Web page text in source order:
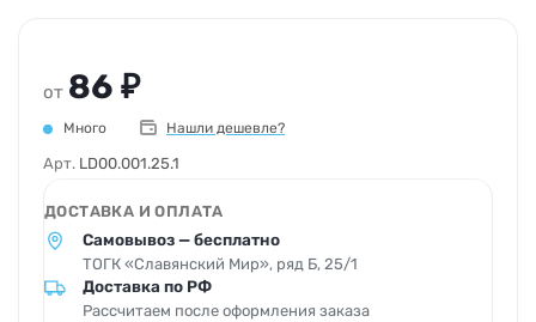
от 86 ₽
Много Нашли дешевле?
Арт. LD00.001.25.1
ДОСТАВКА И ОПЛАТА
Самовывоз — бесплатно
ТОГК «Славянский Мир», ряд Б, 25/1
Доставка по РФ
Рассчитаем после оформления заказа